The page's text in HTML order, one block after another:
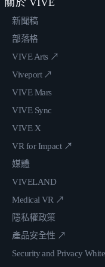
關於 VIVE
新聞稿
部落格
VIVE Arts ↗
Viveport ↗
VIVE Mars
VIVE Sync
VIVE X
VR for Impact ↗
媒體
VIVELAND
Medical VR ↗
隱私權政策
產品安全性 ↗
Security and Privacy